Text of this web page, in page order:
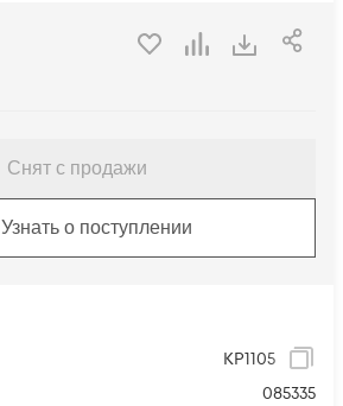
КР1105
085335
Снят с продажи
Узнать о поступлении